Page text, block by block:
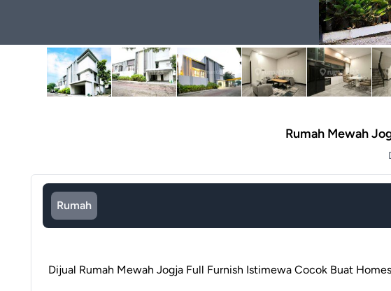
Rumah Mewah
Rumah
Dijual Rumah Mewah Jogja Full Furnish Istimewa Cocok Buat